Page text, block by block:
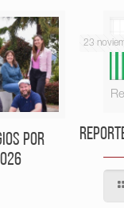
por
23